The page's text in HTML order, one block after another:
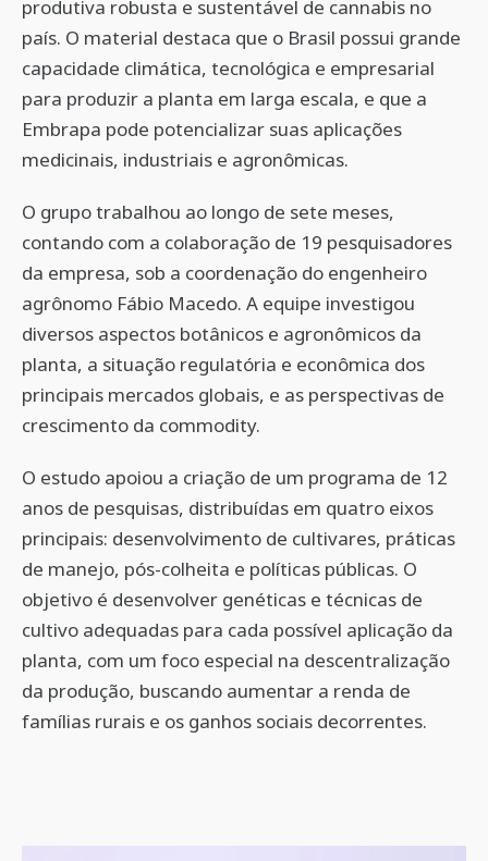
produtiva robusta e sustentável de cannabis no
país. O material destaca que o Brasil possui grande
capacidade climática, tecnológica e empresarial
para produzir a planta em larga escala, e que a
Embrapa pode potencializar suas aplicações
medicinais, industriais e agronômicas.
O grupo trabalhou ao longo de sete meses,
contando com a colaboração de 19 pesquisadores
da empresa, sob a coordenação do engenheiro
agrônomo Fábio Macedo. A equipe investigou
diversos aspectos botânicos e agronômicos da
planta, a situação regulatória e econômica dos
principais mercados globais, e as perspectivas de
crescimento da commodity.
O estudo apoiou a criação de um programa de 12
anos de pesquisas, distribuídas em quatro eixos
principais: desenvolvimento de cultivares, práticas
de manejo, pós-colheita e políticas públicas. O
objetivo é desenvolver genéticas e técnicas de
cultivo adequadas para cada possível aplicação da
planta, com um foco especial na descentralização
da produção, buscando aumentar a renda de
famílias rurais e os ganhos sociais decorrentes.